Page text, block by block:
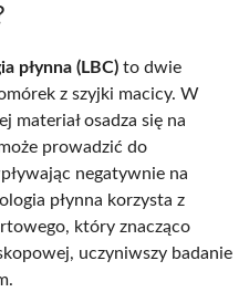
płynna (LBC) to dwie
z szyjki macicy. W
materiał osadza się na
prowadzić do
negatywnie na
płynna korzysta z
który znacząco
uczyniwszy badanie